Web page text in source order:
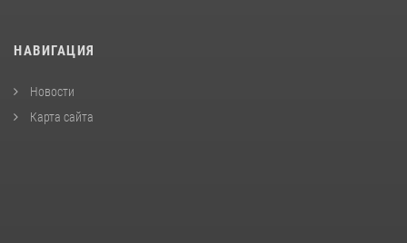
НАВИГАЦИЯ
Новости
Карта сайта